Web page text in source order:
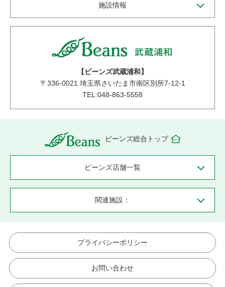
施設情報
【ビーンズ武蔵浦和】
〒 336-0021 埼玉県さいたま市南区別所7-12-1
TEL:048-863-5558
ビーンズ総合トップ
ビーンズ店舗一覧
関連施設：
プライバシーポリシー
お問い合わせ